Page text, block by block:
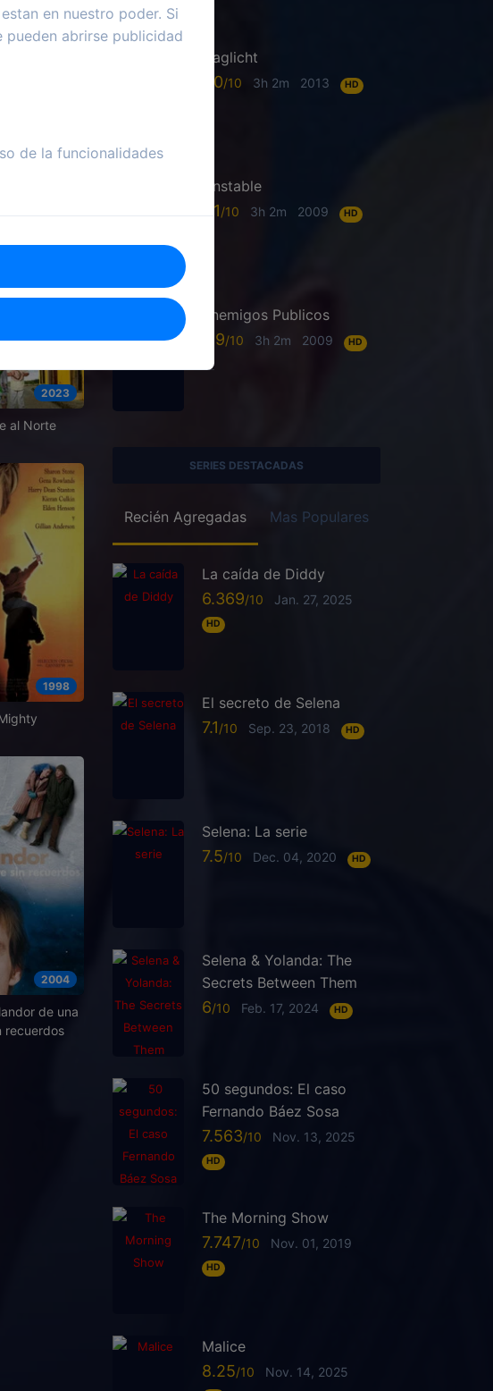
2023
al Norte
1998
2004
de una
recuerdos
Daglicht
7.0 3h 2m 2013 HD
Unstable
6.1 3h 2m 2009 HD
Enemigos Publicos
6.9 3h 2m 2009 HD
SERIES DESTACADAS
Recién Agregadas Mas Populares
La caída de Diddy
6.369 Jan. 27, 2025
HD
El secreto de Selena
7.1 Sep. 23, 2018 HD
Selena: La serie
7.5 Dec. 04, 2020 HD
Selena & Yolanda: The
Secrets Between Them
6 Feb. 17, 2024 HD
50 segundos: El caso
Fernando Báez Sosa
7.563 Nov. 13, 2025
HD
The Morning Show
7.747 Nov. 01, 2019
HD
Malice
8.25 Nov. 14, 2025
en nuestro poder. Si
pueden abrirse publicidad
de la funcionalidades